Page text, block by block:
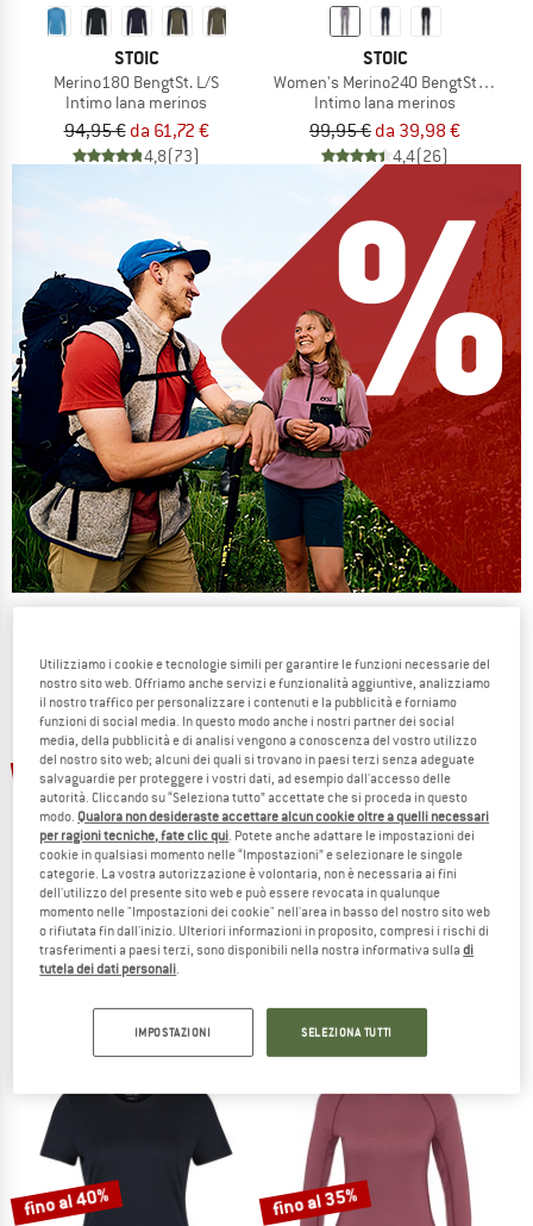
STOIC
Merino180 BengtSt. L/S
Intimo lana merinos
94,95 € da 61,72 €
4,8(73)
STOIC
Women's Merino240 BengtSt. Long
Intimo lana merinos
99,95 € da 39,98 €
4,4(26)
NOW UP TO 50% OFF
TO THE SALE
fino al 42%
STOIC
Merino180 BengtSt. T-Shirt
4,7(40)
47%
STOIC
fino al 40% fino al 35%
Utilizziamo i cookie e tecnologie simili per garantire le funzioni necessarie del
nostro sito web. Offriamo anche servizi e funzionalità aggiuntive, analizziamo
il nostro traffico per personalizzare i contenuti e la pubblicità e forniamo
funzioni di social media. In questo modo anche i nostri partner dei social
media, della pubblicità e di analisi vengono a conoscenza del vostro utilizzo
del nostro sito web; alcuni dei quali si trovano in paesi terzi senza adeguate
salvaguardie per proteggere i vostri dati, ad esempio dall'accesso delle
autorità. Cliccando su “Seleziona tutto” accettate che si proceda in questo
modo. Qualora non desideraste accettare alcun cookie oltre a quelli necessari
per ragioni tecniche, fate clic qui. Potete anche adattare le impostazioni dei
cookie in qualsiasi momento nelle “Impostazioni” e selezionare le singole
categorie. La vostra autorizzazione è volontaria, non è necessaria ai fini
dell'utilizzo del presente sito web e può essere revocata in qualunque
momento nelle "Impostazioni dei cookie" nell'area in basso del nostro sito web
o rifiutata fin dall'inizio. Ulteriori informazioni in proposito, compresi i rischi di
trasferimenti a paesi terzi, sono disponibili nella nostra informativa sulladi
tutela dei dati personali.
IMPOSTAZIONI SELEZIONA TUTTI